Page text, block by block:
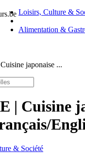
Loisirs, Culture &
Alimentation &
japonaise ...
| Cuisine
& Société